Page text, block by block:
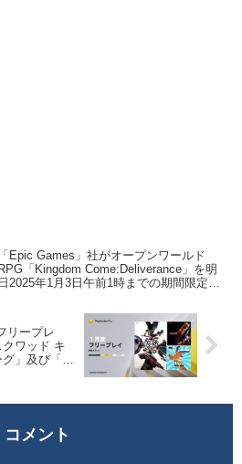
「Epic Games」社がオープンワールド
RPG「Kingdom Come:Deliverance」を明
日2025年1月3日午前1時までの期間限定で
リープレ
ワッド キ
」及び「ご
コメント